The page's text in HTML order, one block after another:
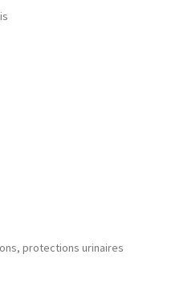
protections urinaires